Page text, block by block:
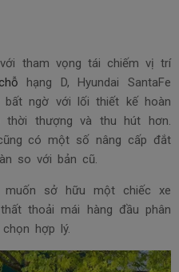
tham vọng tái chiếm vị trí
hạng D, Hyundai SantaFe
ngờ với lối thiết kế hoàn
thời thượng và thu hút hơn.
có một số nâng cấp đắt
so với bản cũ.
muốn sở hữu một chiếc xe
thoải mái hàng đầu phân
hợp lý.